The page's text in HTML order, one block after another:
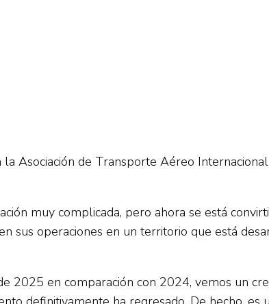
Asociación de Transporte Aéreo
muy complicada, pero ahora se está
sus operaciones en un territorio que está
2025 en comparación con 2024, vemos un